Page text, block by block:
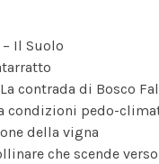
– Il Suolo
La contrada di Bosco
condizioni pedo-
della vigna
che scende